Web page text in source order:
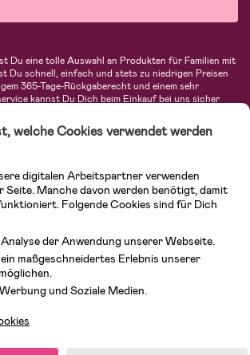
Du eine tolle Auswahl an Produkten für Familien mit
Du schnell, einfach und stets zu niedrigen Preisen
365-Tage-Rückgaberecht und einem sehr
kannst Du Dich beim Einkauf bei uns sicher
Babymode, Produkte für Mütter und eine Menge
Spielsachen, Babyprodukte und
Produkte von bekannten Herstellern wie Britax, Maxi-
LEGO und vielen mehr. Schau Dich um in
Boutique für Kinder & Babys. Willkommen!
GmbH. Alle Rechte vorbehalten.
welche Cookies verwendet werden
digitalen Arbeitspartner verwenden
Seite. Manche davon werden benötigt, damit
Folgende Cookies sind für Dich
der Anwendung unserer Webseite.
maßgeschneidertes Erlebnis unserer
und Soziale Medien.